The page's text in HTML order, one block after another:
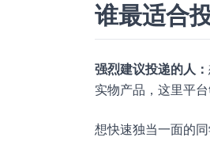
谁最适合
强烈建议投递的人：
实物产品，这里平台
想快速独当一面的